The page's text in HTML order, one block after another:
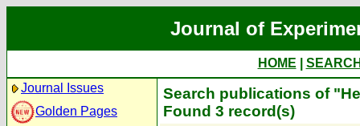
Journal of
HOME
Journal Issues
Golden Pages
Search publications of
Found 3 record(s)